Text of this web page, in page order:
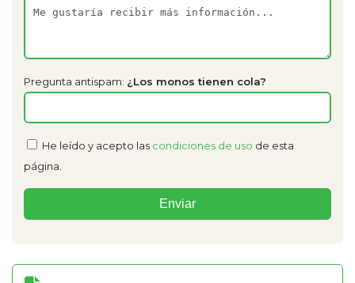
Pregunta antispam: ¿Los monos tienen cola?
He leído y acepto las condiciones de uso de esta
página.